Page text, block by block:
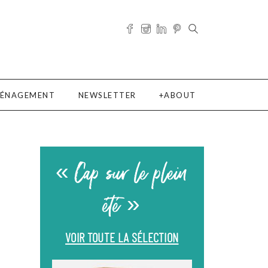
NEWSLETTER ABOUT
« Cap sur le plein
été »
VOIR TOUTE LA SÉLECTION